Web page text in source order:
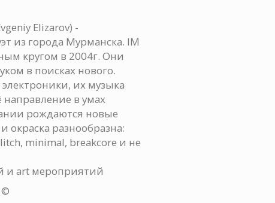
Elizarov) -
из города Мурманска. IM
кругом в 2004г. Они
в поисках нового.
их музыка
в умах
рождаются новые
окраска разнообразна:
minimal, breakcore и не
и art мероприятий
©